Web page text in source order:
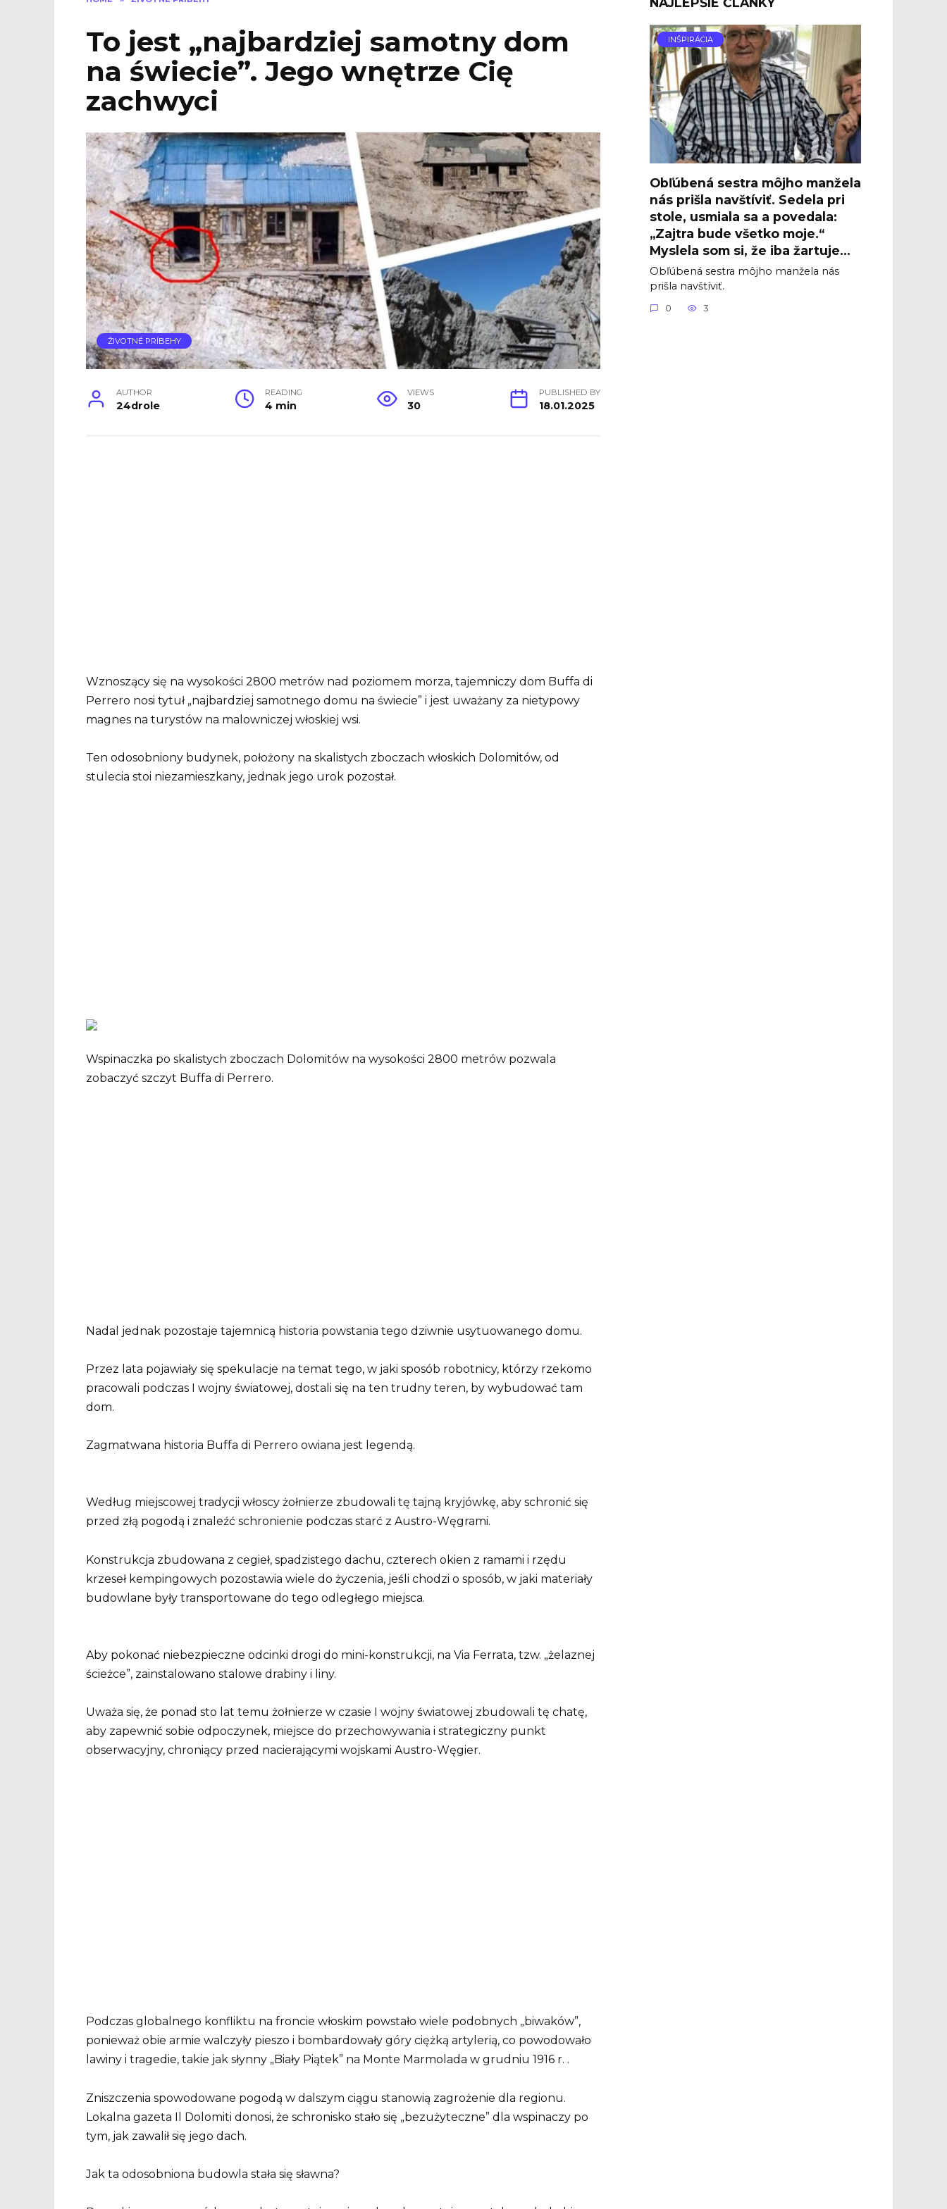
To jest „najbardziej samotny dom
na świecie”. Jego wnętrze Cię
zachwyci
ŽIVOTNÉ PRÍBEHY
AUTHOR
24drole
READING
4 min
VIEWS
30
PUBLISHED BY
18.01.2025
Wznoszący się na wysokości 2800 metrów nad poziomem morza, tajemniczy dom Buffa di
Perrero nosi tytuł „najbardziej samotnego domu na świecie” i jest uważany za nietypowy
magnes na turystów na malowniczej włoskiej wsi.
Ten odosobniony budynek, położony na skalistych zboczach włoskich Dolomitów, od
stulecia stoi niezamieszkany, jednak jego urok pozostał.
Wspinaczka po skalistych zboczach Dolomitów na wysokości 2800 metrów pozwala
zobaczyć szczyt Buffa di Perrero.
Nadal jednak pozostaje tajemnicą historia powstania tego dziwnie usytuowanego domu.
Przez lata pojawiały się spekulacje na temat tego, w jaki sposób robotnicy, którzy rzekomo
pracowali podczas I wojny światowej, dostali się na ten trudny teren, by wybudować tam
dom.
Zagmatwana historia Buffa di Perrero owiana jest legendą.
Według miejscowej tradycji włoscy żołnierze zbudowali tę tajną kryjówkę, aby schronić się
przed złą pogodą i znaleźć schronienie podczas starć z Austro-Węgrami.
Konstrukcja zbudowana z cegieł, spadzistego dachu, czterech okien z ramami i rzędu
krzeseł kempingowych pozostawia wiele do życzenia, jeśli chodzi o sposób, w jaki materiały
budowlane były transportowane do tego odległego miejsca.
Aby pokonać niebezpieczne odcinki drogi do mini-konstrukcji, na Via Ferrata, tzw. „żelaznej
ścieżce”, zainstalowano stalowe drabiny i liny.
Uważa się, że ponad sto lat temu żołnierze w czasie I wojny światowej zbudowali tę chatę,
aby zapewnić sobie odpoczynek, miejsce do przechowywania i strategiczny punkt
obserwacyjny, chroniący przed nacierającymi wojskami Austro-Węgier.
Podczas globalnego konfliktu na froncie włoskim powstało wiele podobnych „biwaków”,
ponieważ obie armie walczyły pieszo i bombardowały góry ciężką artylerią, co powodowało
lawiny i tragedie, takie jak słynny „Biały Piątek” na Monte Marmolada w grudniu 1916 r. .
Zniszczenia spowodowane pogodą w dalszym ciągu stanowią zagrożenie dla regionu.
Lokalna gazeta Il Dolomiti donosi, że schronisko stało się „bezużyteczne” dla wspinaczy po
tym, jak zawalił się jego dach.
Jak ta odosobniona budowla stała się sławna?
INŠPIRÁCIA
Obľúbená sestra môjho manžela
nás prišla navštíviť. Sedela pri
stole, usmiala sa a povedala:
„Zajtra bude všetko moje.“
Myslela som si, že iba žartuje…
Obľúbená sestra môjho manžela nás
prišla navštíviť.
0 3